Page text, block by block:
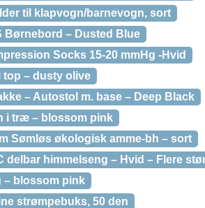
til klapvogn/barnevogn, sort
Børnebord – Dusted Blue
Socks 15-20 mmHg -Hvid
top – dusty olive
– Autostol m. base – Deep Black
i træ – blossom pink
Sømløs økologisk amme-bh – sort
delbar himmelseng – Hvid – Flere
– blossom pink
strømpebuks, 50 den